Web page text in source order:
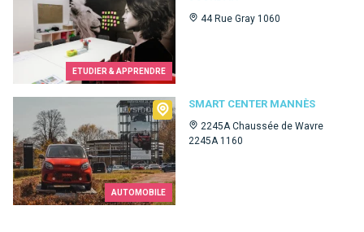
ETUDIER & APPRENDRE
44 Rue Gray 1060
AUTOMOBILE
SMART CENTER MANNÈS
2245A Chaussée de Wavre
2245A 1160
Smart Center Mannès